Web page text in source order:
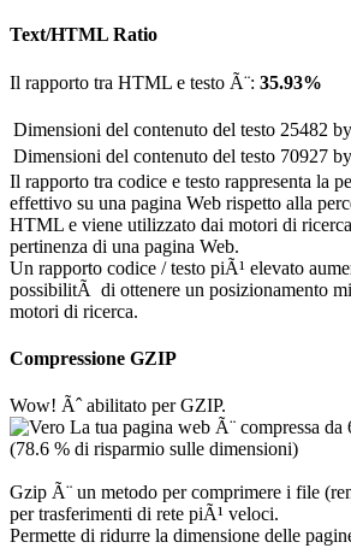
Text/HTML Ratio
Il rapporto tra HTML e testo Ã¨: 35.93%
Dimensioni del contenuto del testo 25482
Dimensioni del contenuto del testo 70927
Il rapporto tra codice e testo rappresenta la
effettivo su una pagina Web rispetto alla
HTML e viene utilizzato dai motori di
pertinenza di una pagina Web.
Un rapporto codice / testo piÃ¹ elevato
possibilitÃ di ottenere un posizionamento
motori di ricerca.
Compressione GZIP
Wow! Ãˆ abilitato per GZIP.
La tua pagina web Ã¨ compressa
(78.6 % di risparmio sulle dimensioni)
Gzip Ã¨ un metodo per comprimere i file
per trasferimenti di rete piÃ¹ veloci.
Permette di ridurre la dimensione delle